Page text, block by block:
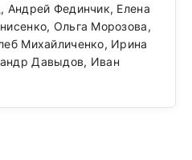
Андрей Фединчик, Елена
Ольга Морозова,
Михайличенко, Ирина
Давыдов, Иван